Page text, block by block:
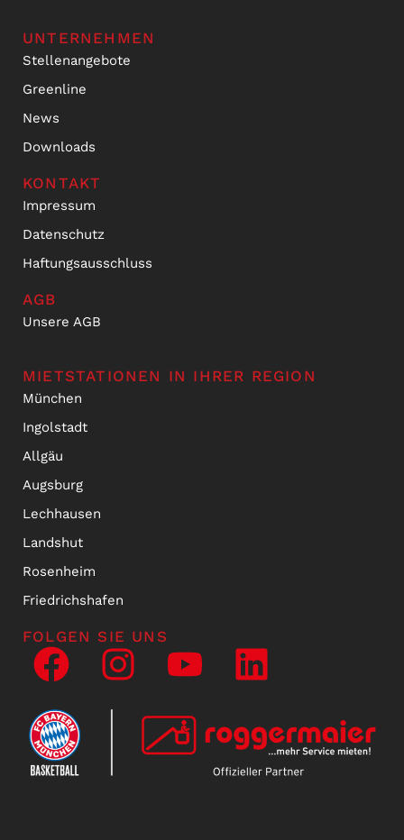
UNTERNEHMEN
Stellenangebote
Greenline
News
Downloads
KONTAKT
Impressum
Datenschutz
Haftungsausschluss
AGB
Unsere AGB
MIETSTATIONEN IN IHRER REGION
München
Ingolstadt
Allgäu
Augsburg
Lechhausen
Landshut
Rosenheim
Friedrichshafen
FOLGEN SIE UNS